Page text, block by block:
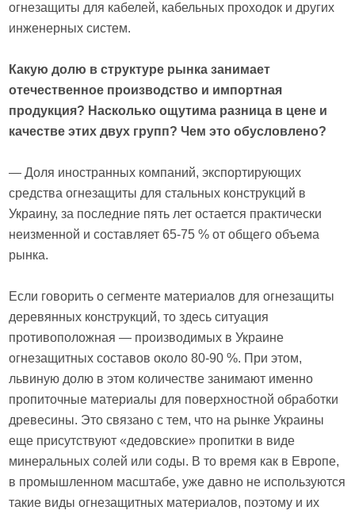
огнезащиты для кабелей, кабельных проходок и других
инженерных систем.
Какую долю в структуре рынка занимает
отечественное производство и импортная
продукция? Насколько ощутима разница в цене и
качестве этих двух групп? Чем это обусловлено?
— Доля иностранных компаний, экспортирующих
средства огнезащиты для стальных конструкций в
Украину, за последние пять лет остается практически
неизменной и составляет 65-75 % от общего объема
рынка.
Если говорить о сегменте материалов для огнезащиты
деревянных конструкций, то здесь ситуация
противоположная — производимых в Украине
огнезащитных составов около 80-90 %. При этом,
львиную долю в этом количестве занимают именно
пропиточные материалы для поверхностной обработки
древесины. Это связано с тем, что на рынке Украины
еще присутствуют «дедовские» пропитки в виде
минеральных солей или соды. В то время как в Европе,
в промышленном масштабе, уже давно не используются
такие виды огнезащитных материалов, поэтому и их